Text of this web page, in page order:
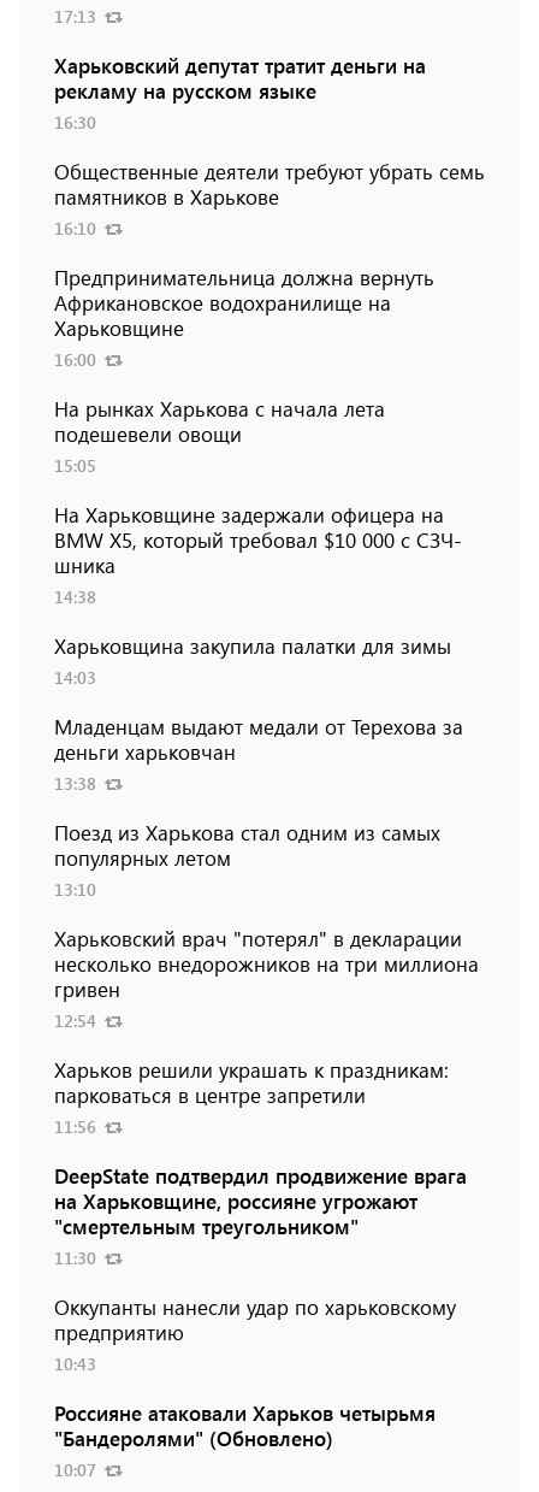
17:13
Харьковский депутат тратит деньги на
рекламу на русском языке
16:30
Общественные деятели требуют убрать семь
памятников в Харькове
16:10
Предпринимательница должна вернуть
Африкановское водохранилище на
Харьковщине
16:00
На рынках Харькова с начала лета
подешевели овощи
15:05
На Харьковщине задержали офицера на
BMW Х5, который требовал $10 000 с СЗЧ-
шника
14:38
Харьковщина закупила палатки для зимы
14:03
Младенцам выдают медали от Терехова за
деньги харьковчан
13:38
Поезд из Харькова стал одним из самых
популярных летом
13:10
Харьковский врач "потерял" в декларации
несколько внедорожников на три миллиона
гривен
12:54
Харьков решили украшать к праздникам:
парковаться в центре запретили
11:56
DeepState подтвердил продвижение врага
на Харьковщине, россияне угрожают
"смертельным треугольником"
11:30
Оккупанты нанесли удар по харьковскому
предприятию
10:43
Россияне атаковали Харьков четырьмя
"Бандеролями" (Обновлено)
10:07